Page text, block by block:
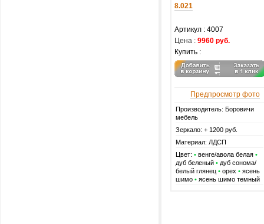
8.021
Артикул : 4007
Цена : 9960 руб.
Купить :
Предпросмотр фото
Производитель: Боровичи
мебель
Зеркало: + 1200 руб.
Материал: ЛДСП
Цвет: • венге/авола белая •
дуб беленый • дуб сонома/
белый глянец • орех • ясень
шимо • ясень шимо темный